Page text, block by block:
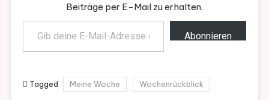
Beiträge per E-Mail zu erhalten.
Gib deine E-Mail-Adresse ein ...
Abonnieren
Tagged Meine Woche Wochenrückblick